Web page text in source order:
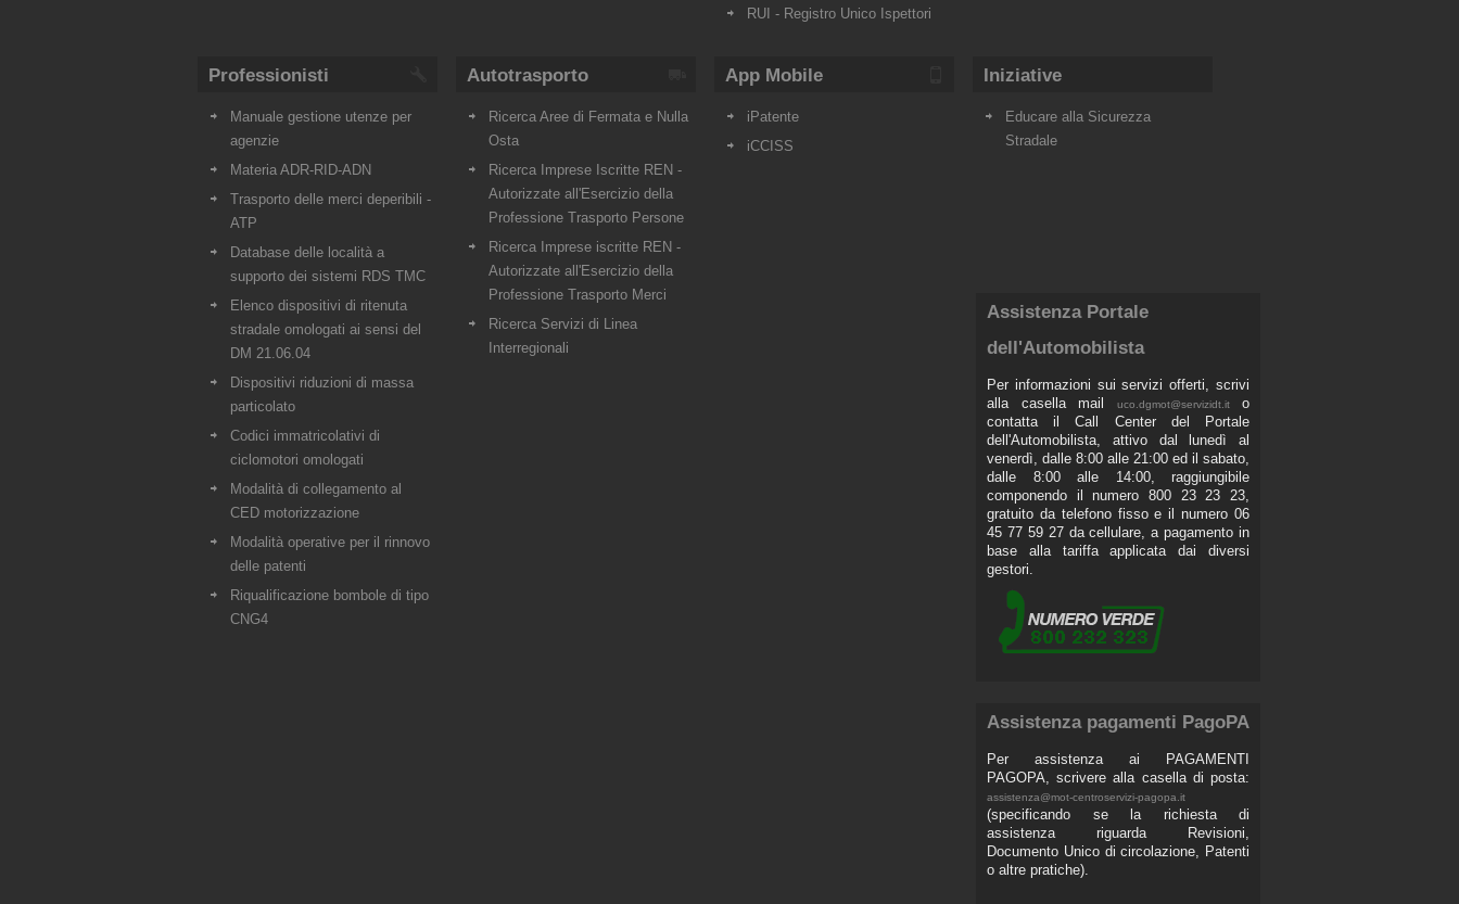
RUI - Registro Unico Ispettori
Professionisti
Manuale gestione utenze per
agenzie
Materia ADR-RID-ADN
Trasporto delle merci deperibili -
ATP
Database delle località a
supporto dei sistemi RDS TMC
Elenco dispositivi di ritenuta
stradale omologati ai sensi del
DM 21.06.04
Dispositivi riduzioni di massa
particolato
Codici immatricolativi di
ciclomotori omologati
Modalità di collegamento al
CED motorizzazione
Modalità operative per il rinnovo
delle patenti
Riqualificazione bombole di tipo
CNG4
Autotrasporto
Ricerca Aree di Fermata e Nulla
Osta
Ricerca Imprese Iscritte REN -
Autorizzate all'Esercizio della
Professione Trasporto Persone
Ricerca Imprese iscritte REN -
Autorizzate all'Esercizio della
Professione Trasporto Merci
Ricerca Servizi di Linea
Interregionali
App Mobile
iPatente
iCCISS
Iniziative
Educare alla Sicurezza
Stradale
Assistenza Portale
dell'Automobilista
Per informazioni sui servizi offerti, scrivi
alla casella mail
uco.dgmot@servizidt.ito
contatta il Call Center del Portale
dell'Automobilista, attivo dal lunedì al
venerdì, dalle 8:00 alle 21:00 ed il sabato,
dalle 8:00 alle 14:00, raggiungibile
componendo il numero 800 23 23 23,
gratuito da telefono fisso e il numero 06
45 77 59 27 da cellulare, a pagamento in
base alla tariffa applicata dai diversi
gestori.
Assistenza pagamenti PagoPA
Per assistenza ai PAGAMENTI
PAGOPA, scrivere alla casella di posta:
assistenza@mot-centroservizi-pagopa.it
(specificando se la richiesta di
assistenza riguarda Revisioni,
Documento Unico di circolazione, Patenti
o altre pratiche).